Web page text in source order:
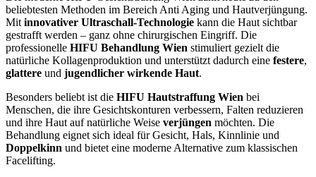
beliebtesten Methoden im Bereich Anti Aging und Hautverjüngung.
Mit innovativer Ultraschall-Technologie kann die Haut sichtbar
gestrafft werden – ganz ohne chirurgischen Eingriff. Die
professionelle HIFU Behandlung Wien stimuliert gezielt die
natürliche Kollagenproduktion und unterstützt dadurch eine festere,
glattere und jugendlicher wirkende Haut.
Besonders beliebt ist die HIFU Hautstraffung Wien bei
Menschen, die ihre Gesichtskonturen verbessern, Falten reduzieren
und ihre Haut auf natürliche Weise verjüngen möchten. Die
Behandlung eignet sich ideal für Gesicht, Hals, Kinnlinie und
Doppelkinn und bietet eine moderne Alternative zum klassischen
Facelifting.